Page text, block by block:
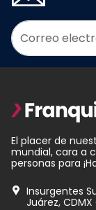
El placer de
mundial, cara a
personas para
Insurgentes
Juárez, CDMX